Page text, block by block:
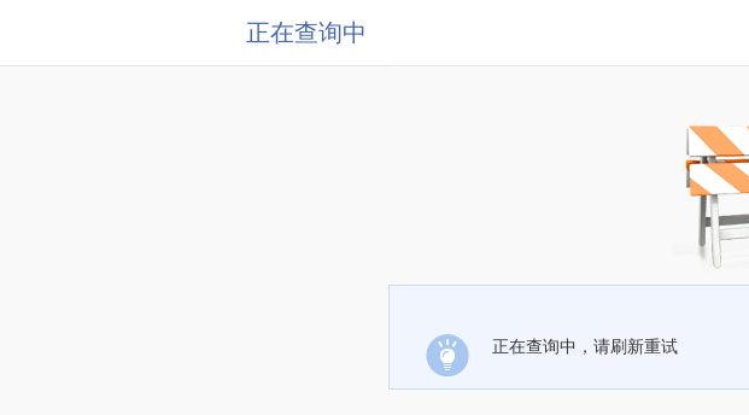
正在查询中
正在查询中，请刷新重试